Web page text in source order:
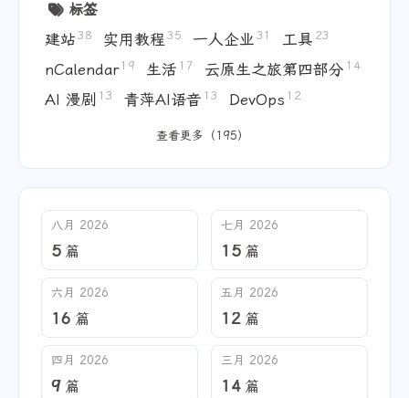
标签
建站 38 实用教程 35 一人企业 31 工具 23
nCalendar 19 生活 17 云原生之旅第四部分 14
AI 漫剧 13 青萍AI语音 13 DevOps 12
查看更多（195）
八月 2026
5 篇
七月 2026
15 篇
六月 2026
16 篇
五月 2026
12 篇
四月 2026
9 篇
三月 2026
14 篇